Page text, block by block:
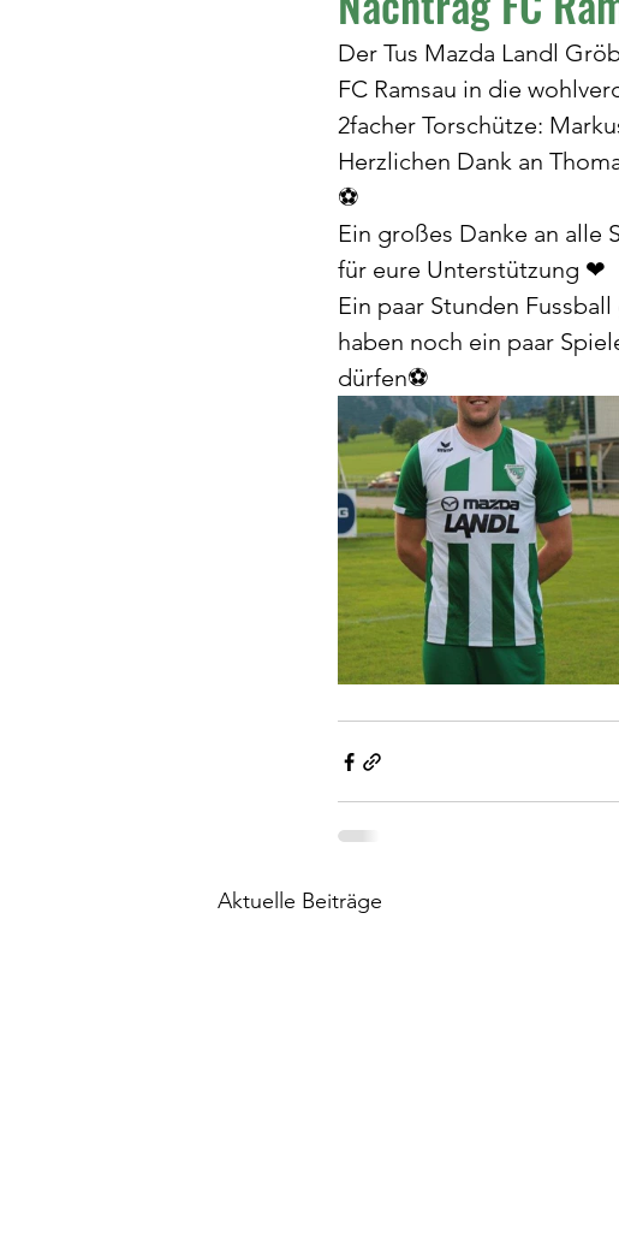
Der Tus Mazda Landl
FC Ramsau in die
2facher Torschütze:
Herzlichen Dank an
⚽️
Ein großes Danke an alle
für eure Unterstützung ❤
Ein paar Stunden
haben noch ein paar
dürfen⚽️
Aktuelle Beiträge